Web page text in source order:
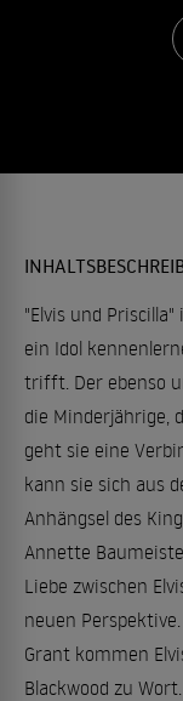
"Elvis und
ein Idol
trifft. Der ebenso
die Minderjährige,
geht sie eine
kann sie sich aus
Anhängsel des
Annette
Liebe zwischen
neuen
Grant kommen
Blackwood zu Wort.